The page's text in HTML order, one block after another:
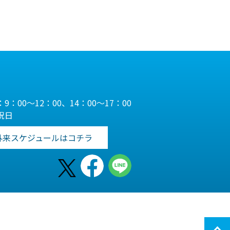
9：00～12：00、14：00～17：00
日
来スケジュールはコチラ